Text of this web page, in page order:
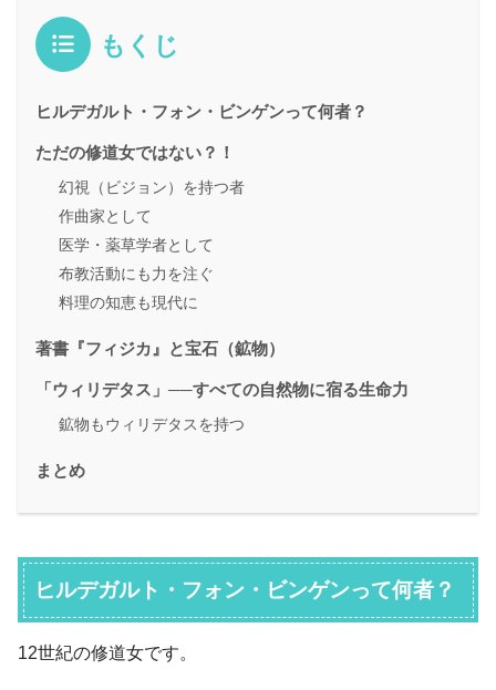
もくじ
ヒルデガルト・フォン・ビンゲンって何者？
ただの修道女ではない？！
幻視（ビジョン）を持つ者
作曲家として
医学・薬草学者として
布教活動にも力を注ぐ
料理の知恵も現代に
著書『フィジカ』と宝石（鉱物）
「ウィリデタス」──すべての自然物に宿る生命力
鉱物もウィリデタスを持つ
まとめ
ヒルデガルト・フォン・ビンゲンって何者？
12世紀の修道女です。